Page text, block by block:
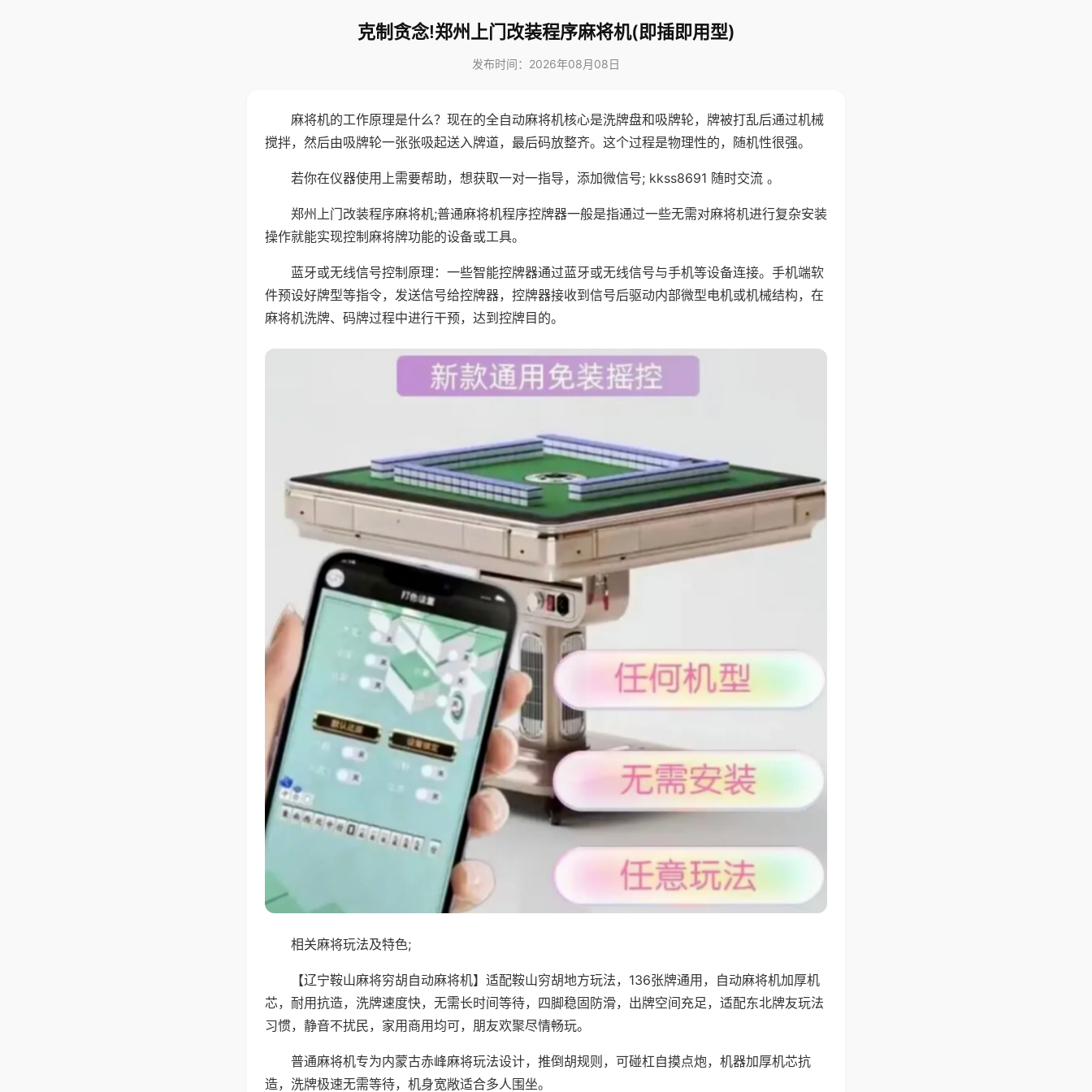
克制贪念!郑州上门改装程序麻将机(即插即用型)
发布时间：2026年08月08日
麻将机的工作原理是什么？现在的全自动麻将机核心是洗牌盘和吸牌轮，牌被打乱后通过机械
搅拌，然后由吸牌轮一张张吸起送入牌道，最后码放整齐。这个过程是物理性的，随机性很强。
若你在仪器使用上需要帮助，想获取一对一指导，添加微信号; kkss8691 随时交流 。
郑州上门改装程序麻将机;普通麻将机程序控牌器一般是指通过一些无需对麻将机进行复杂安装
操作就能实现控制麻将牌功能的设备或工具。
蓝牙或无线信号控制原理：一些智能控牌器通过蓝牙或无线信号与手机等设备连接。手机端软
件预设好牌型等指令，发送信号给控牌器，控牌器接收到信号后驱动内部微型电机或机械结构，在
麻将机洗牌、码牌过程中进行干预，达到控牌目的。
相关麻将玩法及特色;
【辽宁鞍山麻将穷胡自动麻将机】适配鞍山穷胡地方玩法，136张牌通用，自动麻将机加厚机
芯，耐用抗造，洗牌速度快，无需长时间等待，四脚稳固防滑，出牌空间充足，适配东北牌友玩法
习惯，静音不扰民，家用商用均可，朋友欢聚尽情畅玩。
普通麻将机专为内蒙古赤峰麻将玩法设计，推倒胡规则，可碰杠自摸点炮，机器加厚机芯抗
造，洗牌极速无需等待，机身宽敞适合多人围坐。